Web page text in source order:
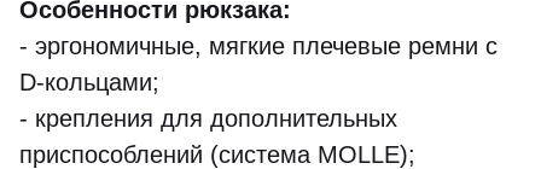
Особенности рюкзака:
- эргономичные, мягкие плечевые ремни с
D-кольцами;
- крепления для дополнительных
приспособлений (система MOLLE);